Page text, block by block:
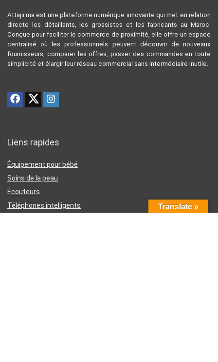
Attajir.ma est une plateforme numérique innovante qui met en relation
directe les détaillants, les grossistes et les fabricants au Maroc.
Conçue pour faciliter le commerce de proximité, elle offre un espace
centralisé où les professionnels peuvent découvrir de nouveaux
fournisseurs, comparer les offres, passer des commandes en toute
simplicité et élargir leur réseau commercial sans intermédiaire inutile.
Liens rapides
Équipement pour bébé
Soins de la peau
Écouteurs
Téléphones intelligents
Translate »